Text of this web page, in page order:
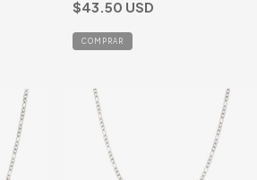
$43.50 USD